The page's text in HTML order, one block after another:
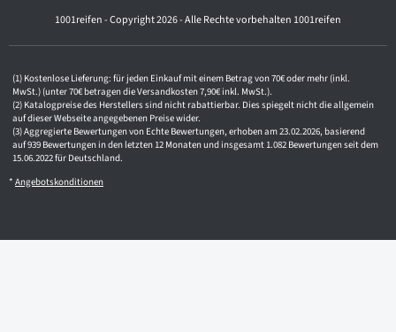
e
1001reifen - Copyright 2026 - Alle Rechte vorbehalten 1001reifen
Kostenlose Lieferung: für jeden Einkauf mit einem Betrag von 70€ oder mehr (inkl.
MwSt.) (unter 70€ betragen die Versandkosten 7,90€ inkl. MwSt.).
Katalogpreise des Herstellers sind nicht rabattierbar. Dies spiegelt nicht die allgemein
auf dieser Webseite angegebenen Preise wider.
Aggregierte Bewertungen von Echte Bewertungen, erhoben am 23.02.2026, basierend
auf 939 Bewertungen in den letzten 12 Monaten und insgesamt 1.082 Bewertungen seit dem
15.06.2022 für Deutschland.
* Angebotskonditionen